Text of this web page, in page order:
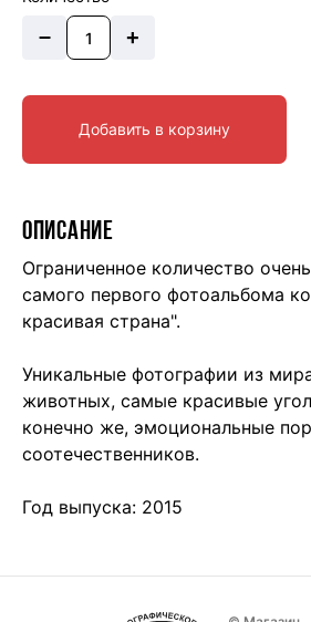
– +
Добавить в корзину
ОПИСАНИЕ
Ограниченное количество
самого первого фотоальбома
красивая страна".
Уникальные фотографии из
животных, самые красивые
конечно же, эмоциональные
соотечественников.
Год выпуска: 2015